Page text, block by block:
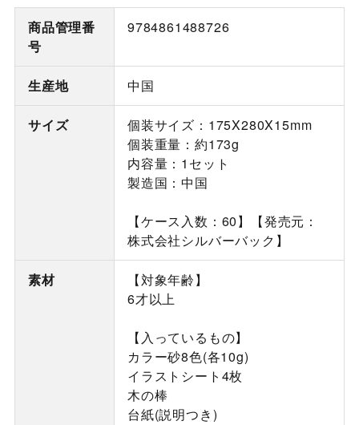
商品管理番
号
9784861488726
生産地 中国
サイズ
個装サイズ：175X280X15mm
個装重量：約173g
内容量：1セット
製造国：中国
【ケース入数：60】【発売元：
株式会社シルバーバック】
素材
【対象年齢】
6才以上
【入っているもの】
カラー砂8色(各10g)
イラストシート4枚
木の棒
台紙(説明つき)